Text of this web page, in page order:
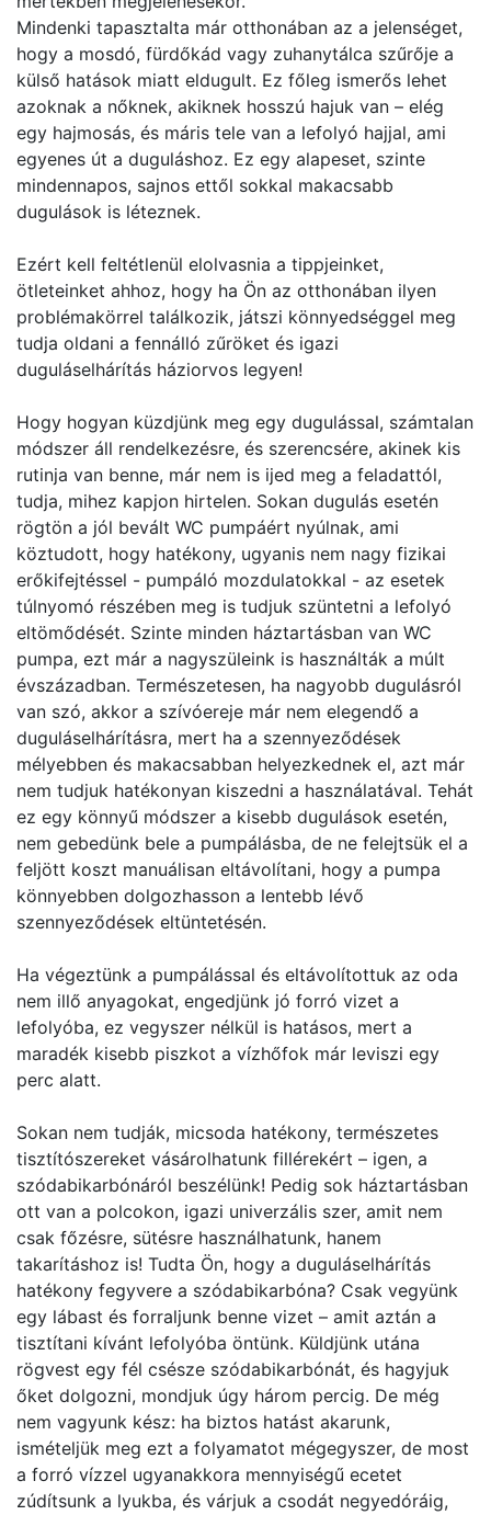
Mindenki tapasztalta már otthonában az a jelenséget,
hogy a mosdó, fürdőkád vagy zuhanytálca szűrője a
külső hatások miatt eldugult. Ez főleg ismerős lehet
azoknak a nőknek, akiknek hosszú hajuk van – elég
egy hajmosás, és máris tele van a lefolyó hajjal, ami
egyenes út a duguláshoz. Ez egy alapeset, szinte
mindennapos, sajnos ettől sokkal makacsabb
dugulások is léteznek.
Ezért kell feltétlenül elolvasnia a tippjeinket,
ötleteinket ahhoz, hogy ha Ön az otthonában ilyen
problémakörrel találkozik, játszi könnyedséggel meg
tudja oldani a fennálló zűröket és igazi
duguláselhárítás háziorvos legyen!
Hogy hogyan küzdjünk meg egy dugulással, számtalan
módszer áll rendelkezésre, és szerencsére, akinek kis
rutinja van benne, már nem is ijed meg a feladattól,
tudja, mihez kapjon hirtelen. Sokan dugulás esetén
rögtön a jól bevált WC pumpáért nyúlnak, ami
köztudott, hogy hatékony, ugyanis nem nagy fizikai
erőkifejtéssel - pumpáló mozdulatokkal - az esetek
túlnyomó részében meg is tudjuk szüntetni a lefolyó
eltömődését. Szinte minden háztartásban van WC
pumpa, ezt már a nagyszüleink is használták a múlt
évszázadban. Természetesen, ha nagyobb dugulásról
van szó, akkor a szívóereje már nem elegendő a
duguláselhárításra, mert ha a szennyeződések
mélyebben és makacsabban helyezkednek el, azt már
nem tudjuk hatékonyan kiszedni a használatával. Tehát
ez egy könnyű módszer a kisebb dugulások esetén,
nem gebedünk bele a pumpálásba, de ne felejtsük el a
feljött koszt manuálisan eltávolítani, hogy a pumpa
könnyebben dolgozhasson a lentebb lévő
szennyeződések eltüntetésén.
Ha végeztünk a pumpálással és eltávolítottuk az oda
nem illő anyagokat, engedjünk jó forró vizet a
lefolyóba, ez vegyszer nélkül is hatásos, mert a
maradék kisebb piszkot a vízhőfok már leviszi egy
perc alatt.
Sokan nem tudják, micsoda hatékony, természetes
tisztítószereket vásárolhatunk fillérekért – igen, a
szódabikarbónáról beszélünk! Pedig sok háztartásban
ott van a polcokon, igazi univerzális szer, amit nem
csak főzésre, sütésre használhatunk, hanem
takarításhoz is! Tudta Ön, hogy a duguláselhárítás
hatékony fegyvere a szódabikarbóna? Csak vegyünk
egy lábast és forraljunk benne vizet – amit aztán a
tisztítani kívánt lefolyóba öntünk. Küldjünk utána
rögvest egy fél csésze szódabikarbónát, és hagyjuk
őket dolgozni, mondjuk úgy három percig. De még
nem vagyunk kész: ha biztos hatást akarunk,
ismételjük meg ezt a folyamatot mégegyszer, de most
a forró vízzel ugyanakkora mennyiségű ecetet
zúdítsunk a lyukba, és várjuk a csodát negyedóráig,